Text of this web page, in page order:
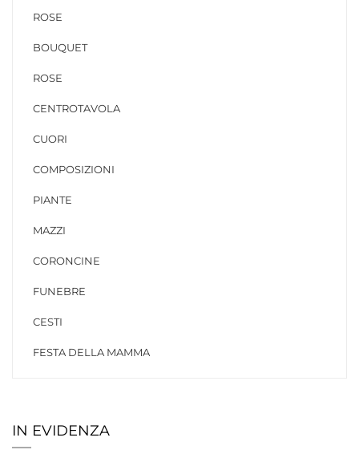
ROSE
BOUQUET
ROSE
CENTROTAVOLA
CUORI
COMPOSIZIONI
PIANTE
MAZZI
CORONCINE
FUNEBRE
CESTI
FESTA DELLA MAMMA
IN EVIDENZA